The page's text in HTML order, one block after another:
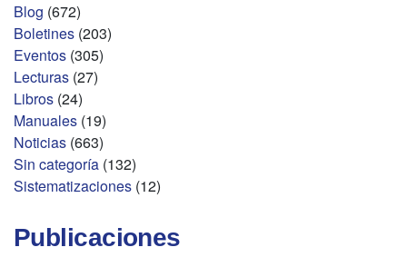
Blog (672)
Boletines (203)
Eventos (305)
Lecturas (27)
Libros (24)
Manuales (19)
Noticias (663)
Sin categoría (132)
Sistematizaciones (12)
Publicaciones